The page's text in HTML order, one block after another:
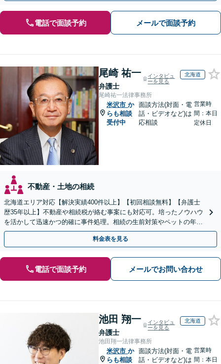
電話で面談予約 メールで面談予約
尾崎 祐一
弁護士
インタビュ
ーを見る
北海道
尾崎祐一法律事務所
米沢市 か
らも相談
受付中
面談方法(対面・電
話・ビデオなど)は
応相談
営業時
間：本日
定休日
不動産・土地の相続
北海道エリア対応【解決実績400件以上】【初回相談無料】【弁護士
歴35年以上】不動産や相続税が絡む事案にも対応可。培ったノウハウ
を活かして迅速かつ的確に事件処理。相続の生前対策やペットの年金
システムもお任せ【完全個室】【自衛隊前駅8分】
料金表を見る
電話で面談予約 メールでお問い合わせ
池田 翔一
弁護士
インタビュ
ーを見る
北海道
池田翔一法律事務所
米沢市 か
らも相談
面談方法(対面・電
話・ビデオなど)は
営業時
間：本日